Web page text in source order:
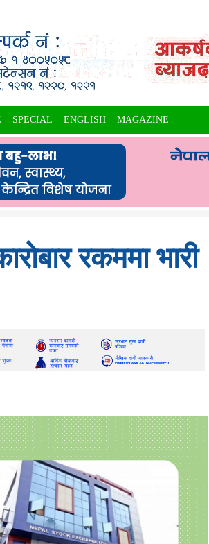
SPECIAL ENGLISH MAGAZINE
रकममा भारी